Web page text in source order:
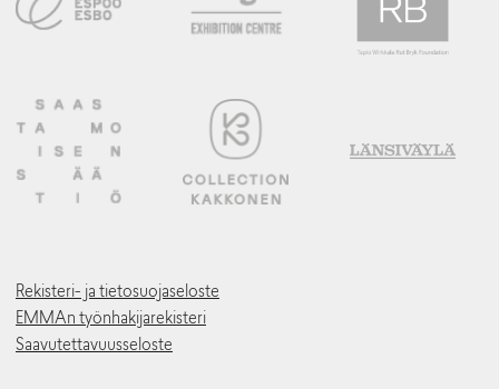
Rekisteri- ja tietosuojaseloste
EMMAn työnhakijarekisteri
Saavutettavuusseloste